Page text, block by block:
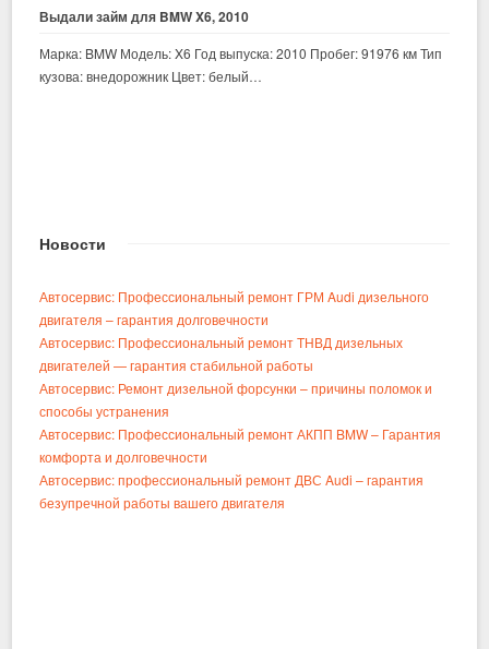
Выдали займ для BMW X6, 2010
Марка: BMW Модель: X6 Год выпуска: 2010 Пробег: 91976 км Тип
кузова: внедорожник Цвет: белый…
Новости
Автосервис: Профессиональный ремонт ГРМ Audi дизельного
двигателя – гарантия долговечности
Автосервис: Профессиональный ремонт ТНВД дизельных
двигателей — гарантия стабильной работы
Автосервис: Ремонт дизельной форсунки – причины поломок и
способы устранения
Автосервис: Профессиональный ремонт АКПП BMW – Гарантия
комфорта и долговечности
Автосервис: профессиональный ремонт ДВС Audi – гарантия
безупречной работы вашего двигателя